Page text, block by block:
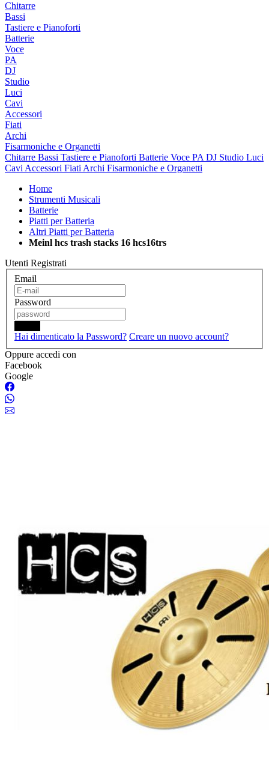
Chitarre
Bassi
Tastiere e Pianoforti
Batterie
Voce
PA
DJ
Studio
Luci
Cavi
Accessori
Fiati
Archi
Fisarmoniche e Organetti
Chitarre Bassi Tastiere e Pianoforti Batterie Voce PA DJ Studio Luci
Cavi Accessori Fiati Archi Fisarmoniche e Organetti
Home
Strumenti Musicali
Batterie
Piatti per Batteria
Altri Piatti per Batteria
Meinl hcs trash stacks 16 hcs16trs
Utenti Registrati
Email
Password
Hai dimenticato la Password? Creare un nuovo account?
Oppure accedi con
Facebook
Google